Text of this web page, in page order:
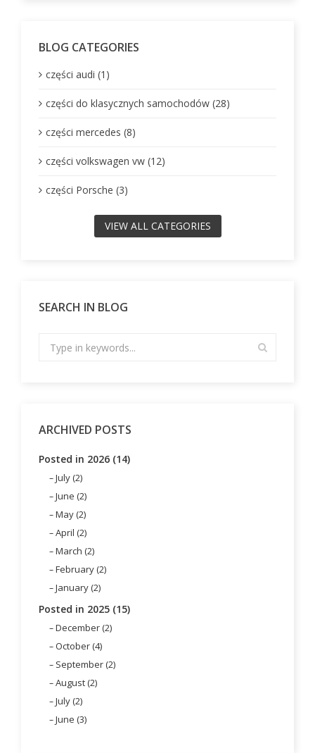
BLOG CATEGORIES
części audi (1)
części do klasycznych samochodów (28)
części mercedes (8)
części volkswagen vw (12)
części Porsche (3)
VIEW ALL CATEGORIES
SEARCH IN BLOG
ARCHIVED POSTS
Posted in 2026 (14)
July (2)
June (2)
May (2)
April (2)
March (2)
February (2)
January (2)
Posted in 2025 (15)
December (2)
October (4)
September (2)
August (2)
July (2)
June (3)